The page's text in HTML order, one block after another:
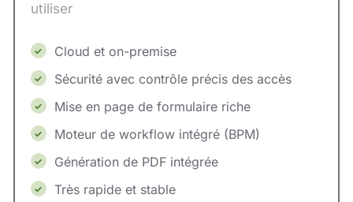
utiliser
Cloud et on-premise
Sécurité avec contrôle précis des accès
Mise en page de formulaire riche
Moteur de workflow intégré (BPM)
Génération de PDF intégrée
Très rapide et stable